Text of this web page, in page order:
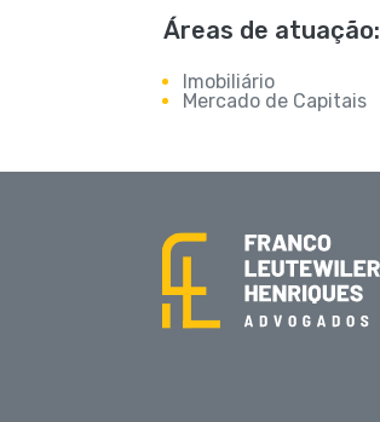
Áreas de atuação:
Imobiliário
Mercado de Capitais